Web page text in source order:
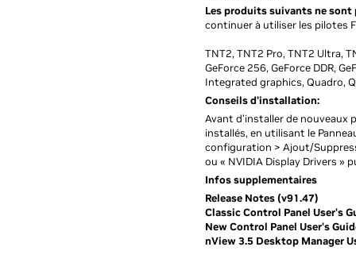
Les produits suivants ne sont
continuer à utiliser les pilotes
TNT2, TNT2 Pro, TNT2 Ultra,
GeForce 256, GeForce DDR,
Integrated graphics, Quadro,
Conseils d’installation:
Avant d’installer de nouveaux
installés, en utilisant le
configuration > Ajout/
ou « NVIDIA Display Drivers »
Infos supplementaires
Release Notes (v91.47)
Classic Control Panel User's
New Control Panel User's
nView 3.5 Desktop Manager